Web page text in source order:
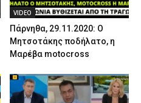
VIDEO
Πάρνηθα, 29.11.2020: Ο
Μητσοτάκης ποδήλατο, η
Μαρέβα motocross